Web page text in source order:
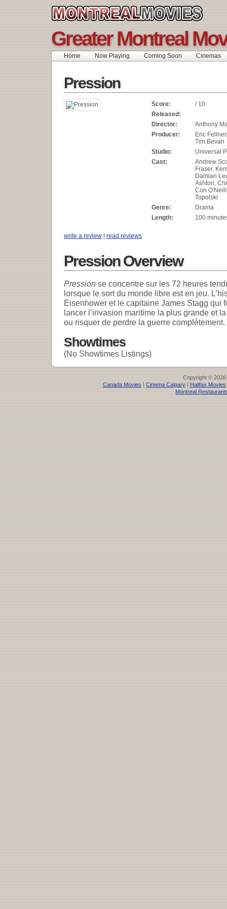
Greater Montreal
Home Now Playing Coming Soon Cinemas
Pression
Score:
/ 10
Released:
Director:
Anthony
Producer:
Eric
Tim Bevan
Studio:
Universal
Cast:
Andrew
Fraser,
Damian
Ashton,
Con
Topolski
Genre:
Drama
Length:
100
write a review | read reviews
Pression Overview
Pression se concentre sur les 72 heures
lorsque le sort du monde libre est en jeu.
Eisenhower et le capitaine James Stagg qui
lancer l’invasion maritime la plus grande et
ou risquer de perdre la guerre complètement.
Showtimes
(No Showtimes Listings)
Copyright © 2026
Canada Movies | Cinema Calgary| Halifax Movies
Montreal